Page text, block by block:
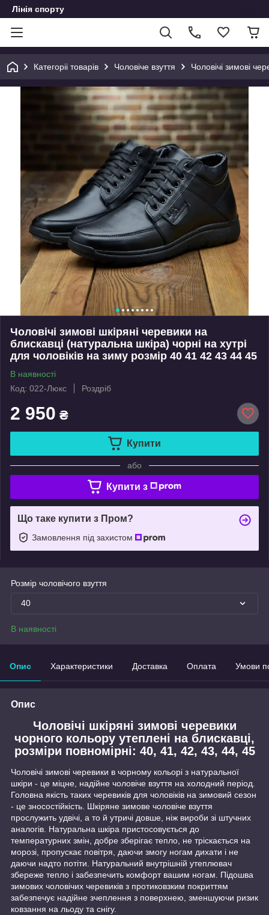
Лінія спорту
Категоріі товарів Чоловіче взуття Чоловічі зимові
Чоловічі зимові шкіряні черевики на
блискавці (натуральна шкіра) чорні на хутрі
для чоловіків на зиму розмір 40 41 42 43 44 45
В наявності
Код: 022-Люкс
Роздріб
2 950 ₴
Купити
або
Купити з
Що таке купити з Пром?
Замовлення під захистом
Розмір чоловічого взуття
40
В наявності
Опис Характеристики Доставка Оплата Умови
Опис
Чоловічі шкіряні зимові черевики
чорного кольору утеплені на блискавці,
розміри повномірні: 40, 41, 42, 43, 44, 45
Чоловічі зимові черевики в чорному кольорі з натуральної
шкіри - це міцне, надійне чоловіче взуття на холодний період.
Головна якість таких черевиків для чоловіків на зимовий сезон
- це зносостійкість. Шкіряне зимове чоловіче взуття
прослужить удвічі, а то й утричі довше, ніж вироби зі штучних
аналогів. Натуральна шкіра пристосовується до
температурних змін, добре зберігає тепло, не тріскається на
морозі, пропускає повітря, даючи змогу ногам дихати і не
даючи надто потіти. Натуральний внутрішній утеплювач
збереже тепло і забезпечить комфорт вашим ногам. Підошва
зимових чоловічих черевиків з протиковзким покриттям
забезпечує надійне зчеплення з поверхнею, зменшуючи ризик
ковзання на льоду та снігу.